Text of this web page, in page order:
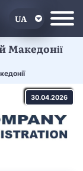
UA
EN
Македонії
30.04.2026